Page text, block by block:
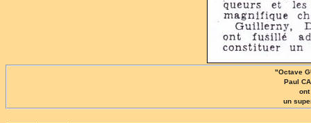
"Octave
Paul
un